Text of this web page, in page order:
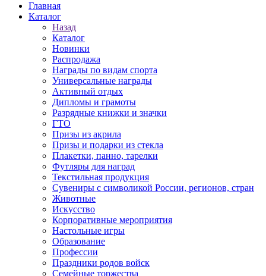
Главная
Каталог
Назад
Каталог
Новинки
Распродажа
Награды по видам спорта
Универсальные награды
Активный отдых
Дипломы и грамоты
Разрядные книжки и значки
ГТО
Призы из акрила
Призы и подарки из стекла
Плакетки, панно, тарелки
Футляры для наград
Текстильная продукция
Сувениры с символикой России, регионов, стран
Животные
Искусство
Корпоративные мероприятия
Настольные игры
Образование
Профессии
Праздники родов войск
Семейные торжества